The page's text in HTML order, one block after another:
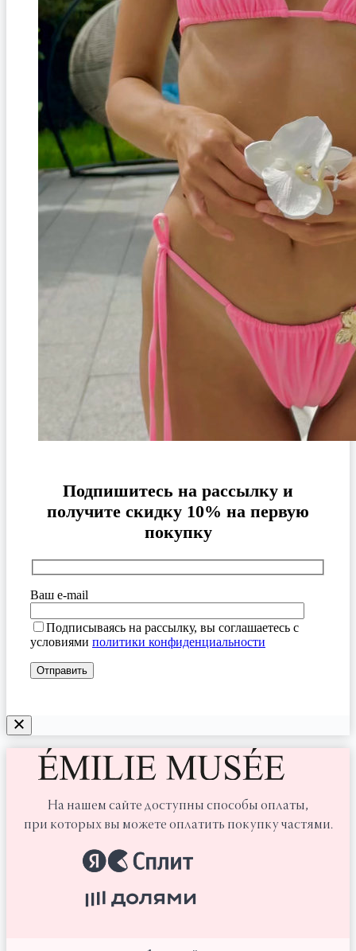
Подпишитесь на рассылку и
получите скидку 10% на первую
покупку
Ваш e-mail
Подписываясь на рассылку, вы соглашаетесь с
условиями политики конфиденциальности
На нашем сайте доступны способы оплаты,
при которых вы можете оплатить покупку частями.